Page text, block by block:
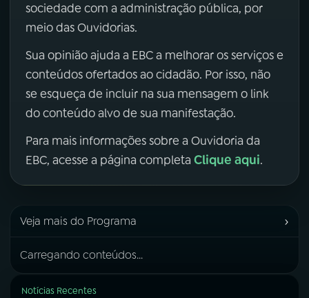
sociedade com a administração pública, por
meio das Ouvidorias.
Sua opinião ajuda a EBC a melhorar os serviços e
conteúdos ofertados ao cidadão. Por isso, não
se esqueça de incluir na sua mensagem o link
do conteúdo alvo de sua manifestação.
Para mais informações sobre a Ouvidoria da
EBC, acesse a página completa Clique aqui.
Veja mais do Programa ›
Carregando conteúdos...
Notícias Recentes